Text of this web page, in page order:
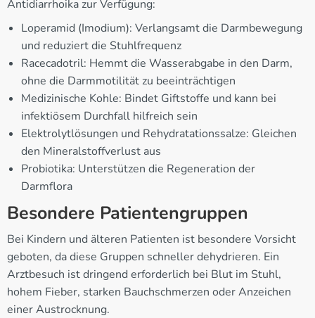
Antidiarrhoika zur Verfügung:
Loperamid (Imodium): Verlangsamt die Darmbewegung
und reduziert die Stuhlfrequenz
Racecadotril: Hemmt die Wasserabgabe in den Darm,
ohne die Darmmotilität zu beeinträchtigen
Medizinische Kohle: Bindet Giftstoffe und kann bei
infektiösem Durchfall hilfreich sein
Elektrolytlösungen und Rehydratationssalze: Gleichen
den Mineralstoffverlust aus
Probiotika: Unterstützen die Regeneration der
Darmflora
Besondere Patientengruppen
Bei Kindern und älteren Patienten ist besondere Vorsicht
geboten, da diese Gruppen schneller dehydrieren. Ein
Arztbesuch ist dringend erforderlich bei Blut im Stuhl,
hohem Fieber, starken Bauchschmerzen oder Anzeichen
einer Austrocknung.